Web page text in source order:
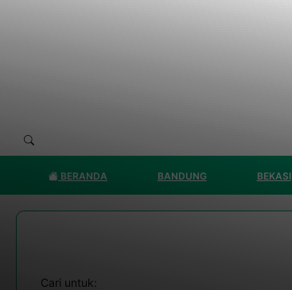
BERANDA BANDUNG BEKASI
Cari untuk: